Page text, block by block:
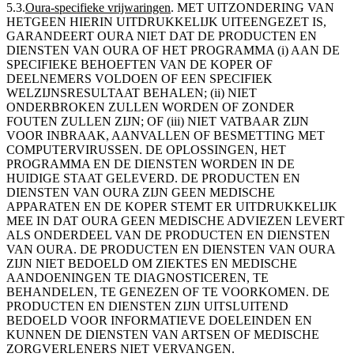
5.3.Oura-specifieke vrijwaringen. MET UITZONDERING VAN
HETGEEN HIERIN UITDRUKKELIJK UITEENGEZET IS,
GARANDEERT OURA NIET DAT DE PRODUCTEN EN
DIENSTEN VAN OURA OF HET PROGRAMMA (i) AAN DE
SPECIFIEKE BEHOEFTEN VAN DE KOPER OF
DEELNEMERS VOLDOEN OF EEN SPECIFIEK
WELZIJNSRESULTAAT BEHALEN; (ii) NIET
ONDERBROKEN ZULLEN WORDEN OF ZONDER
FOUTEN ZULLEN ZIJN; OF (iii) NIET VATBAAR ZIJN
VOOR INBRAAK, AANVALLEN OF BESMETTING MET
COMPUTERVIRUSSEN. DE OPLOSSINGEN, HET
PROGRAMMA EN DE DIENSTEN WORDEN IN DE
HUIDIGE STAAT GELEVERD. DE PRODUCTEN EN
DIENSTEN VAN OURA ZIJN GEEN MEDISCHE
APPARATEN EN DE KOPER STEMT ER UITDRUKKELIJK
MEE IN DAT OURA GEEN MEDISCHE ADVIEZEN LEVERT
ALS ONDERDEEL VAN DE PRODUCTEN EN DIENSTEN
VAN OURA. DE PRODUCTEN EN DIENSTEN VAN OURA
ZIJN NIET BEDOELD OM ZIEKTES EN MEDISCHE
AANDOENINGEN TE DIAGNOSTICEREN, TE
BEHANDELEN, TE GENEZEN OF TE VOORKOMEN. DE
PRODUCTEN EN DIENSTEN ZIJN UITSLUITEND
BEDOELD VOOR INFORMATIEVE DOELEINDEN EN
KUNNEN DE DIENSTEN VAN ARTSEN OF MEDISCHE
ZORGVERLENERS NIET VERVANGEN.